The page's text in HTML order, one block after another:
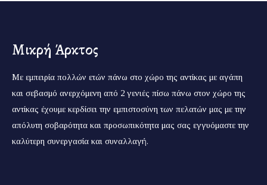
Μικρή Άρκτος
Με εμπειρία πολλών ετών πάνω στο χώρο της αντίκας με αγάπη
και σεβασμό ανερχόμενη από 2 γενιές πίσω πάνω στον χώρο της
αντίκας έχουμε κερδίσει την εμπιστοσύνη των πελατών μας με την
απόλυτη σοβαρότητα και προσωπικότητα μας σας εγγυόμαστε την
καλύτερη συνεργασία και συναλλαγή.